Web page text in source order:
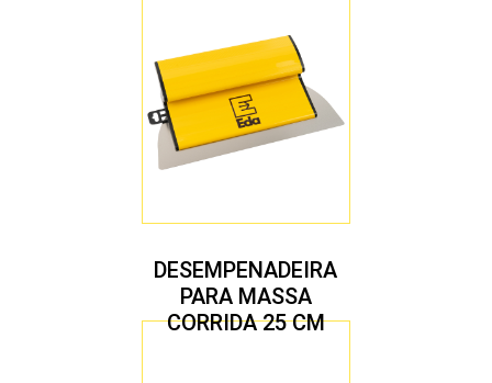
1,7 MM
DESEMPENADEIRA
PARA MASSA
CORRIDA 25 CM